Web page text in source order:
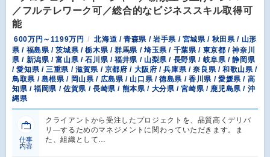
／フルテレワーク可／総合的なビジネススキル取得可
能
600万円～1199万円
北海道 / 青森県 / 岩手県 / 宮城県 / 秋田県 / 山形
県 / 福島県 / 茨城県 / 栃木県 / 群馬県 / 埼玉県 / 千葉県 / 東京都 / 神奈川
県 / 新潟県 / 富山県 / 石川県 / 福井県 / 山梨県 / 長野県 / 岐阜県 / 静岡県
/ 愛知県 / 三重県 / 滋賀県 / 京都府 / 大阪府 / 兵庫県 / 奈良県 / 和歌山県 /
鳥取県 / 島根県 / 岡山県 / 広島県 / 山口県 / 徳島県 / 香川県 / 愛媛県 / 高
知県 / 福岡県 / 佐賀県 / 長崎県 / 熊本県 / 大分県 / 宮崎県 / 鹿児島県 / 沖
縄県
仕事
内容
クライアントから受注したプロジェクトを、品質高くデリバ
リ―するためのマネジメントに関わっていただきます。ま
た、組織として…